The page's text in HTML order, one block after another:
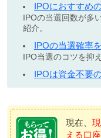
IPOにおすすめ
IPOの当選回数が多
紹介。
IPOの当選確率
IPO当選のコツを抑
IPOは資金不要
現在、
える口